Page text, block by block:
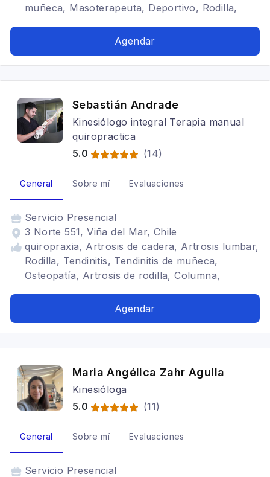
muñeca, Masoterapeuta, Deportivo, Rodilla,
Agendar
Sebastián Andrade
Kinesiólogo integral Terapia manual
quiropractica
5.0
(14)
General Sobre mí Evaluaciones
Servicio Presencial
3 Norte 551, Viña del Mar, Chile
quiropraxia, Artrosis de cadera, Artrosis lumbar,
Rodilla, Tendinitis, Tendinitis de muñeca,
Osteopatía, Artrosis de rodilla, Columna,
disco, discopatias, manguito rotador, tunel
Agendar
Maria Angélica Zahr Aguila
Kinesióloga
5.0
(11)
General Sobre mí Evaluaciones
Servicio Presencial